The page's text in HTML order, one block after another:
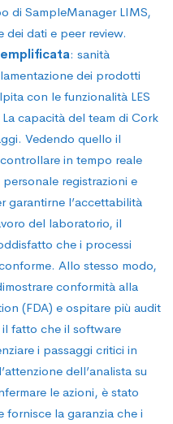
di SampleManager LIMS,
dei dati e peer review.
: sanità
dei prodotti
con le funzionalità LES
capacità del team di Cork
Vedendo quello il
in tempo reale
registrazioni e
garantirne l’accettabilità
del laboratorio, il
che i processi
Allo stesso modo,
conformità alla
(FDA) e ospitare più audit
fatto che il software
i passaggi critici in
dell’analista su
le azioni, è stato
la garanzia che i